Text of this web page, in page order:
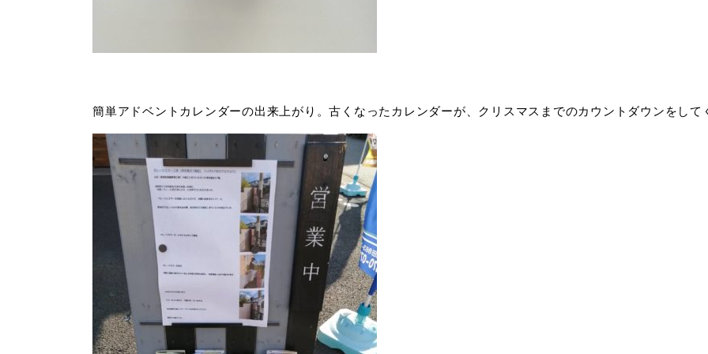
簡単アドベントカレンダーの出来上がり。古くなったカレンダーが、クリスマスまでのカウントダウンをして